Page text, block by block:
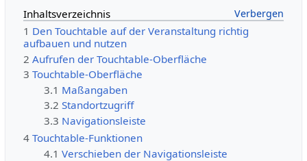
Inhaltsverzeichnis
1 Den Touchtable auf der Veranstaltung richtig
aufbauen und nutzen
2 Aufrufen der Touchtable-Oberfläche
3 Touchtable-Oberfläche
3.1 Maßangaben
3.2 Standortzugriff
3.3 Navigationsleiste
4 Touchtable-Funktionen
4.1 Verschieben der Navigationsleiste